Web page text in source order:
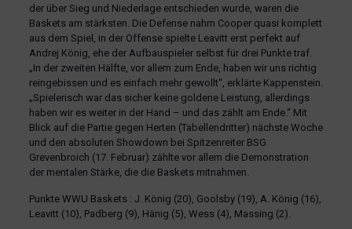
der über Sieg und Niederlage entschieden wurde, waren die
Baskets am stärksten. Die Defense nahm Cooper quasi komplett
aus dem Spiel, in der Offense spielte Leavitt erst perfekt auf
Andrej König, ehe der Aufbauspieler selbst für drei Punkte traf.
„In der zweiten Hälfte, vor allem zum Ende, haben wir uns richtig
reingebissen und es einfach mehr gewollt“, erklärte Kappenstein.
„Spielerisch war das sicher keine goldene Leistung, allerdings
haben wir es weiter in der Hand – und das zählt am Ende.“ Mit
Blick auf die Partie gegen Herten (Tabellendritter) nächste Woche
und den absoluten Showdown bei Spitzenreiter BSG
Grevenbroich (17. Februar) zählte vor allem die Demonstration
der mentalen Stärke, die die Baskets mitnahmen.
Punkte WWU Baskets : J. König (20), Goolsby (19), A. König (16),
Leavitt (10), Padberg (9), Hänig (5), Wess (4), Massing (2).